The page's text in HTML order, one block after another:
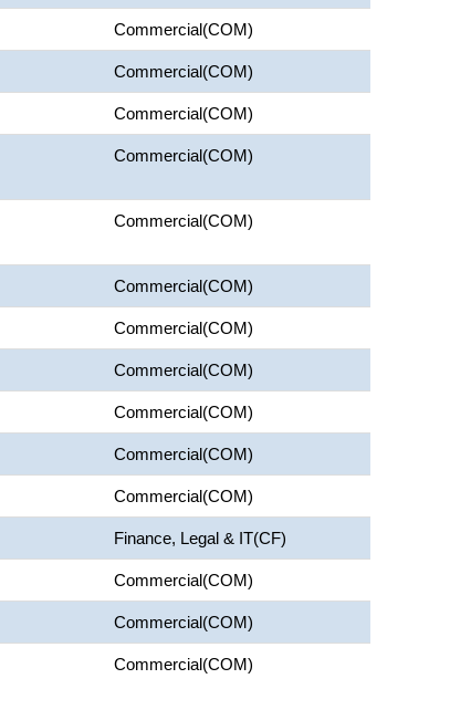
Commercial(COM)
Commercial(COM)
Commercial(COM)
Commercial(COM)
Commercial(COM)
Commercial(COM)
Commercial(COM)
Commercial(COM)
Commercial(COM)
Commercial(COM)
Commercial(COM)
Finance, Legal & IT(CF)
Commercial(COM)
Commercial(COM)
Commercial(COM)